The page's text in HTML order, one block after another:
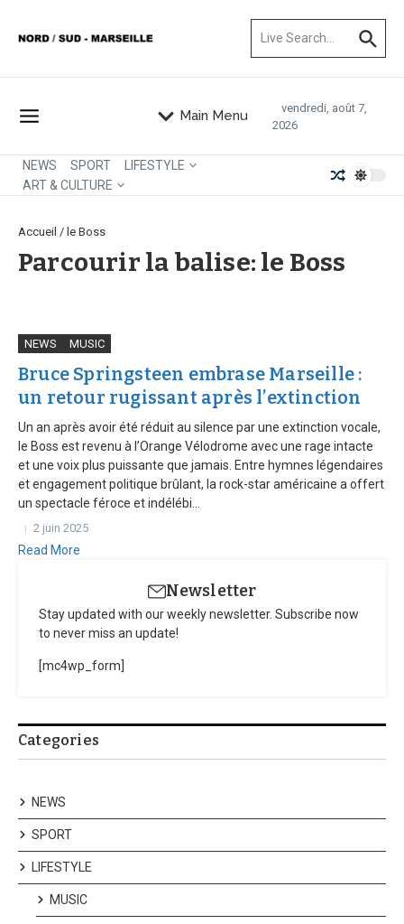
Main Menu
vendredi, août 7,
2026
NEWS SPORT
LIFESTYLE
ART & CULTURE
Accueil / le Boss
Parcourir la balise: le Boss
NEWS MUSIC
Bruce Springsteen embrase Marseille :
un retour rugissant après l’extinction
Un an après avoir été réduit au silence par une extinction vocale,
le Boss est revenu à l’Orange Vélodrome avec une rage intacte
et une voix plus puissante que jamais. Entre hymnes légendaires
et engagement politique brûlant, la rock-star américaine a offert
un spectacle féroce et indélébi...
2 juin 2025
Read More
Newsletter
Stay updated with our weekly newsletter. Subscribe now
to never miss an update!
[mc4wp_form]
Categories
NEWS
SPORT
LIFESTYLE
MUSIC